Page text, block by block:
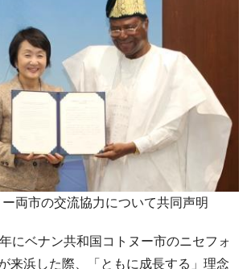
両市の交流協力について共同声明
にベナン共和国コトヌー市のニセフォ
来浜した際、「ともに成長する」理念